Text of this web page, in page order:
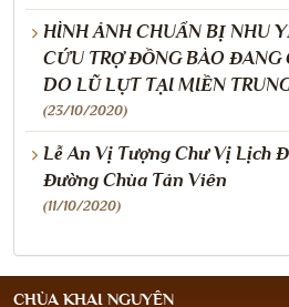
HÌNH ẢNH CHUẨN BỊ NHU
CỨU TRỢ ĐỒNG BÀO
DO LŨ LỤT TẠI MIỀN
(23/10/2020)
Lễ An Vị Tượng Chư Vị Lịch
Đường Chùa Tản Viên
(11/10/2020)
CHÙA KHAI NGUYÊN